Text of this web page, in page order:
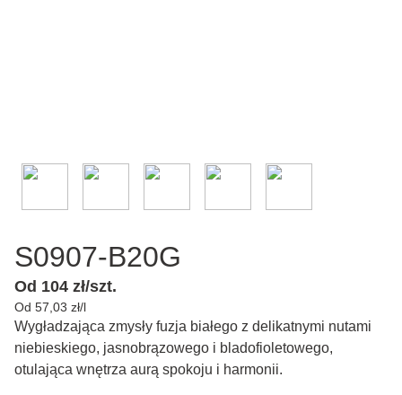
S0907-B20G
Od 104 zł/szt.
Od 57,03 zł/l
Wygładzająca zmysły fuzja białego z delikatnymi nutami
niebieskiego, jasnobrązowego i bladofioletowego,
otulająca wnętrza aurą spokoju i harmonii.